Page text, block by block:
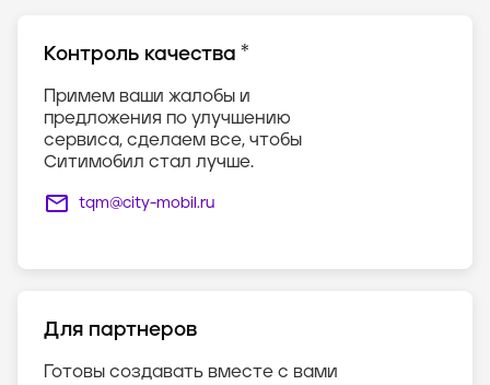
Контроль качества *
Примем ваши жалобы и
предложения по улучшению
сервиса, сделаем все, чтобы
Ситимобил стал лучше.
tqm@city-mobil.ru
Для партнеров
Готовы создавать вместе с вами